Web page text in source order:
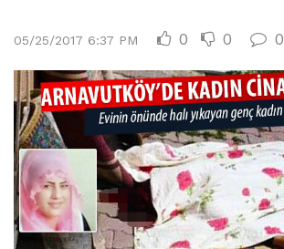
05/25/2017 6:37 PM 0 0 0